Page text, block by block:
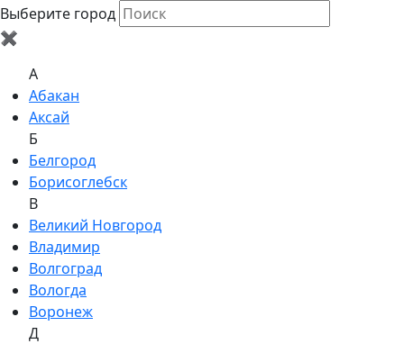
Выберите город
✖
A
Абакан
Аксай
Б
Белгород
Борисоглебск
В
Великий Новгород
Владимир
Волгоград
Вологда
Воронеж
Д